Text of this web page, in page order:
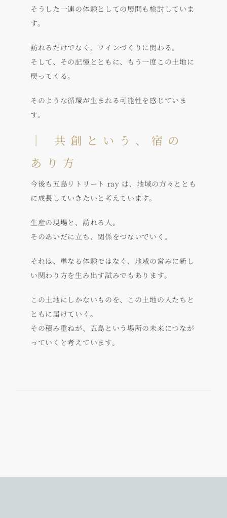
そうした一連の体験としての展開も検討していま
す。
訪れるだけでなく、ワインづくりに関わる。
そして、その記憶とともに、もう一度この土地に
戻ってくる。
そのような循環が生まれる可能性を感じていま
す。
｜ 共創という、宿の
あり方
今後も五島リトリート ray は、地域の方々ととも
に成長していきたいと考えています。
生産の現場と、訪れる人。
そのあいだに立ち、関係をつないでいく。
それは、単なる体験ではなく、地域の営みに新し
い関わり方を生み出す試みでもあります。
この土地にしかないものを、この土地の人たちと
ともに届けていく。
その積み重ねが、五島という場所の未来につなが
っていくと考えています。